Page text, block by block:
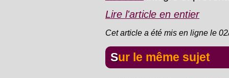
Lire l'article en entier
Cet article a été mis en ligne le
Sur le même sujet